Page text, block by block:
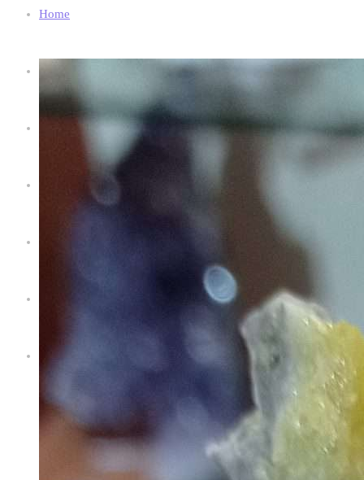
Home
Chi Siamo
Contatti